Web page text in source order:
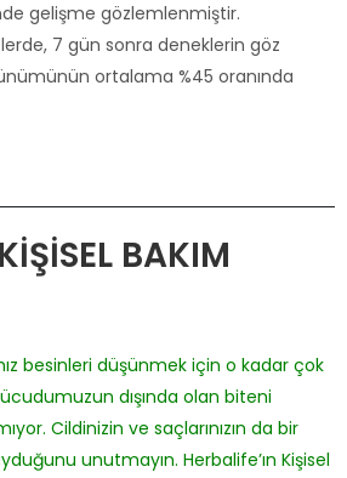
gelişme gözlemlenmiştir.
7 gün sonra deneklerin göz
ortalama %45 oranında
BAKIM
besinleri düşünmek için o kadar çok
dışında olan biteni
Cildinizin ve saçlarınızın da bir
unutmayın. Herbalife’ın Kişisel